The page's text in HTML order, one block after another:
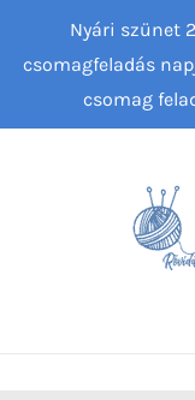
Nyári szünet
csomagfeladás
csomag